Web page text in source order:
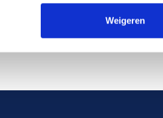
Weigeren
Casper Vaandrager via 06-